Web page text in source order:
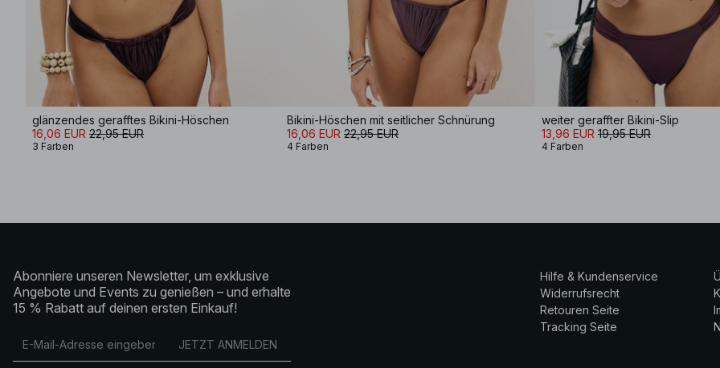
glänzendes gerafftes Bikini-Höschen
16,06 EUR 22,95 EUR
3 Farben
Bikini-Höschen mit seitlicher Schnürung
16,06 EUR 22,95 EUR
4 Farben
weiter geraffter Bikini-Slip
13,96 EUR 19,95 EUR
4 Farben
Abonniere unseren Newsletter, um exklusive
Angebote und Events zu genießen – und erhalte
15 % Rabatt auf deinen ersten Einkauf!
JETZT ANMELDEN
Hilfe & Kundenservice
Widerrufsrecht
Retouren Seite
Tracking Seite